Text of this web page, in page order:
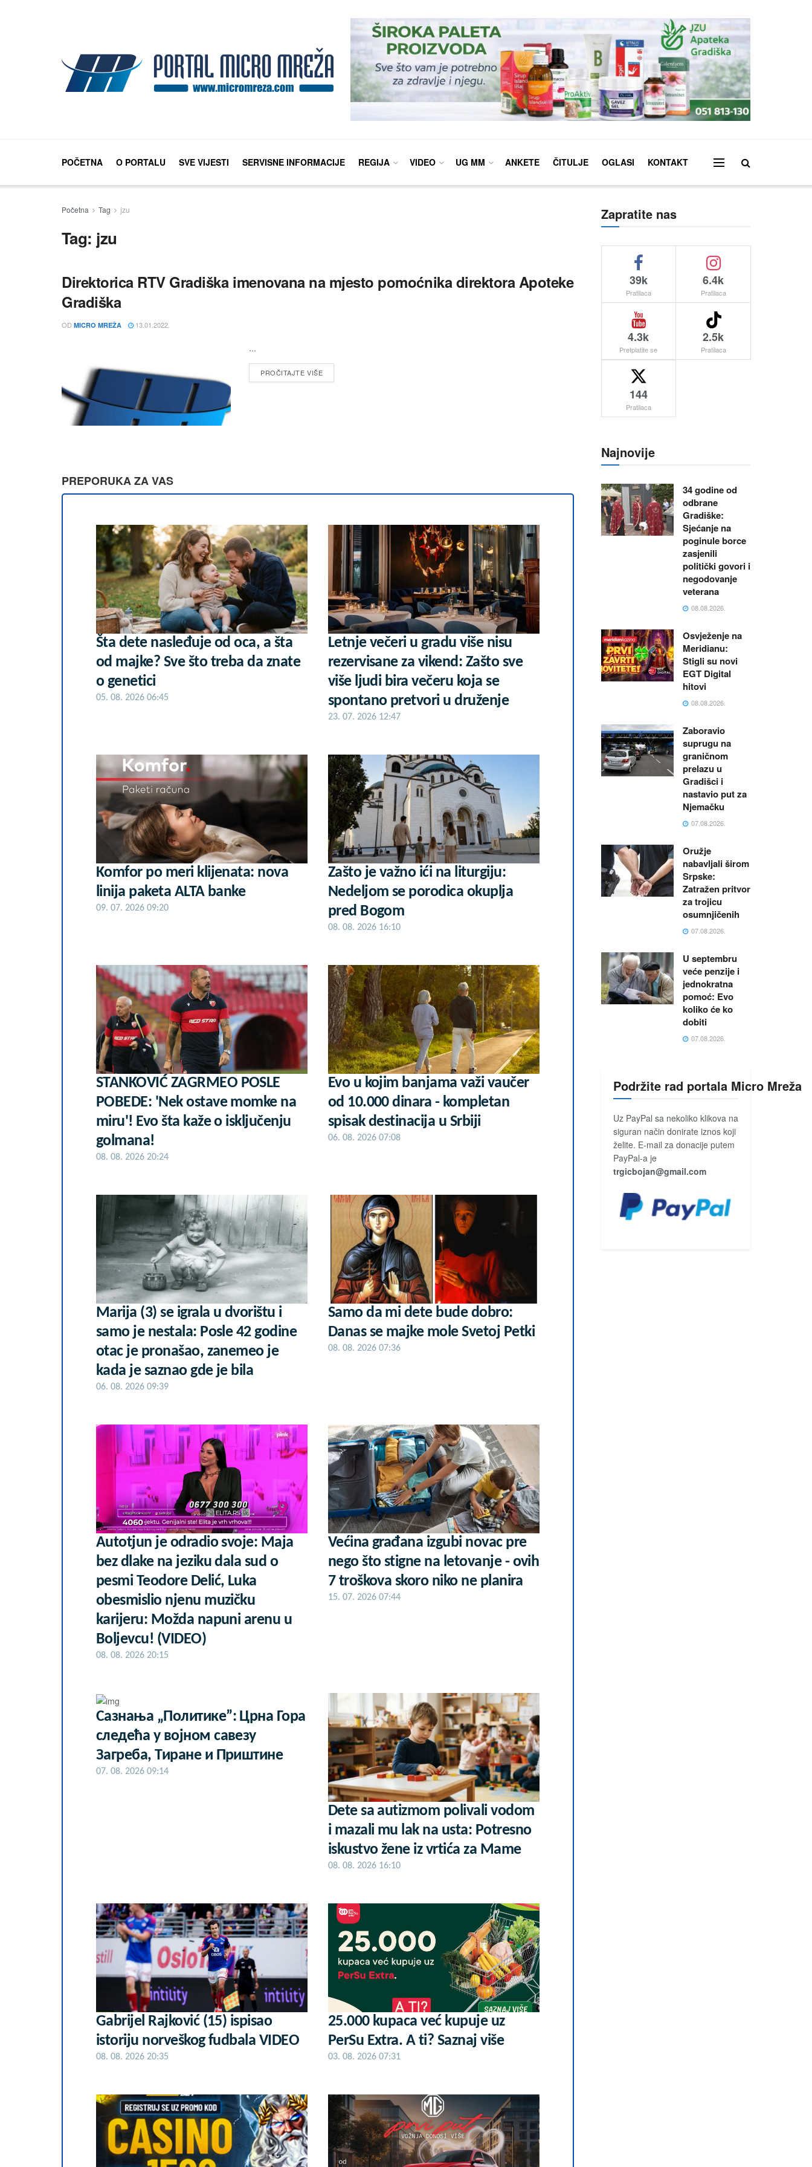
POČETNA O PORTALU SVE VIJESTI SERVISNE INFORMACIJE REGIJA VIDEO UG MM ANKETE ČITULJE OGLASI KONTAKT
Početna Tag jzu
Tag: jzu
Direktorica RTV Gradiška imenovana na mjesto pomoćnika direktora Apoteke
Gradiška
OD MICRO MREŽA 13.01.2022.
...
PROČITAJTE VIŠE
PREPORUKA ZA VAS
Šta dete nasleđuje od oca, a šta
od majke? Sve što treba da znate
o genetici
05. 08. 2026 06:45
Letnje večeri u gradu više nisu
rezervisane za vikend: Zašto sve
više ljudi bira večeru koja se
spontano pretvori u druženje
23. 07. 2026 12:47
Komfor po meri klijenata: nova
linija paketa ALTA banke
09. 07. 2026 09:20
Zašto je važno ići na liturgiju:
Nedeljom se porodica okuplja
pred Bogom
08. 08. 2026 16:10
STANKOVIĆ ZAGRMEO POSLE
POBEDE: 'Nek ostave momke na
miru'! Evo šta kaže o isključenju
golmana!
08. 08. 2026 20:24
Evo u kojim banjama važi vaučer
od 10.000 dinara - kompletan
spisak destinacija u Srbiji
06. 08. 2026 07:08
Marija (3) se igrala u dvorištu i
samo je nestala: Posle 42 godine
otac je pronašao, zanemeo je
kada je saznao gde je bila
06. 08. 2026 09:39
Samo da mi dete bude dobro:
Danas se majke mole Svetoj Petki
08. 08. 2026 07:36
Autotjun je odradio svoje: Maja
bez dlake na jeziku dala sud o
pesmi Teodore Delić, Luka
obesmislio njenu muzičku
karijeru: Možda napuni arenu u
Boljevcu! (VIDEO)
08. 08. 2026 20:15
Većina građana izgubi novac pre
nego što stigne na letovanje - ovih
7 troškova skoro niko ne planira
15. 07. 2026 07:44
Сазнања „Политике”: Црна Гора
следећа у војном савезу
Загреба, Тиране и Приштине
07. 08. 2026 09:14
Dete sa autizmom polivali vodom
i mazali mu lak na usta: Potresno
iskustvo žene iz vrtića za Mame
08. 08. 2026 16:10
Gabrijel Rajković (15) ispisao
istoriju norveškog fudbala VIDEO
08. 08. 2026 20:35
25.000 kupaca već kupuje uz
PerSu Extra. A ti? Saznaj više
03. 08. 2026 07:31
Zapratite nas
39k
Pratilaca
6.4k
Pratilaca
4.3k
Pretplatite se
2.5k
Pratilaca
144
Pratilaca
Najnovije
34 godine od
odbrane
Gradiške:
Sjećanje na
poginule borce
zasjenili
politički govori i
negodovanje
veterana
08.08.2026.
Osvježenje na
Meridianu:
Stigli su novi
EGT Digital
hitovi
08.08.2026.
Zaboravio
suprugu na
graničnom
prelazu u
Gradišci i
nastavio put za
Njemačku
07.08.2026.
Oružje
nabavljali širom
Srpske:
Zatražen pritvor
za trojicu
osumnjičenih
07.08.2026.
U septembru
veće penzije i
jednokratna
pomoć: Evo
koliko će ko
dobiti
07.08.2026.
Podržite rad portala Micro Mreža
Uz PayPal sa nekoliko klikova na
siguran način donirate iznos koji
želite. E-mail za donacije putem
PayPal-a je
trgicbojan@gmail.com